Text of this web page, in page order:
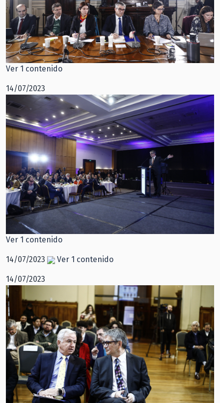
Ver 1 contenido
14/07/2023
Ver 1 contenido
14/07/2023 Ver 1 contenido
14/07/2023